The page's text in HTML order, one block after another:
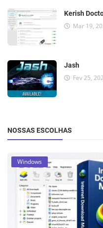
Kerish
Mar 19,
Jash
Fev 25,
NOSSAS ESCOLHAS
Windows